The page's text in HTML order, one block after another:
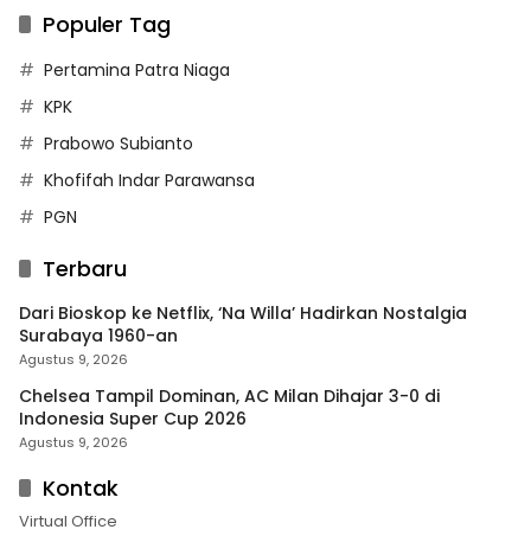
Populer Tag
Pertamina Patra Niaga
KPK
Prabowo Subianto
Khofifah Indar Parawansa
PGN
Terbaru
Dari Bioskop ke Netflix, ‘Na Willa’ Hadirkan Nostalgia
Surabaya 1960-an
Agustus 9, 2026
Chelsea Tampil Dominan, AC Milan Dihajar 3-0 di
Indonesia Super Cup 2026
Agustus 9, 2026
Kontak
Virtual Office